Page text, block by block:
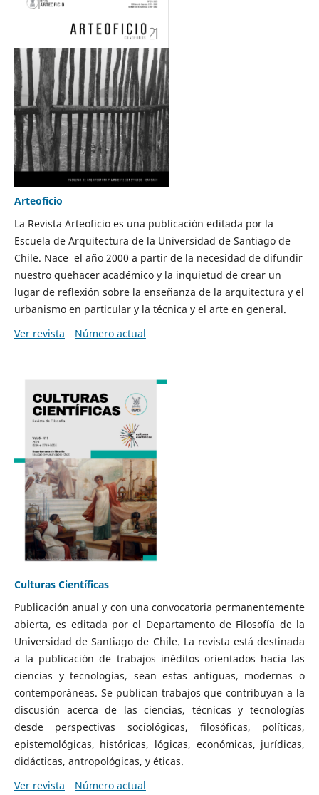
Arteoficio
La Revista Arteoficio es una publicación editada por la
Escuela de Arquitectura de la Universidad de Santiago de
Chile. Nace el año 2000 a partir de la necesidad de difundir
nuestro quehacer académico y la inquietud de crear un
lugar de reflexión sobre la enseñanza de la arquitectura y el
urbanismo en particular y la técnica y el arte en general.
Ver revista
Número actual
Culturas Científicas
Publicación anual y con una convocatoria permanentemente
abierta, es editada por el Departamento de Filosofía de la
Universidad de Santiago de Chile. La revista está destinada
a la publicación de trabajos inéditos orientados hacia las
ciencias y tecnologías, sean estas antiguas, modernas o
contemporáneas. Se publican trabajos que contribuyan a la
discusión acerca de las ciencias, técnicas y tecnologías
desde perspectivas sociológicas, filosóficas, políticas,
epistemológicas, históricas, lógicas, económicas, jurídicas,
didácticas, antropológicas, y éticas.
Ver revista
Número actual